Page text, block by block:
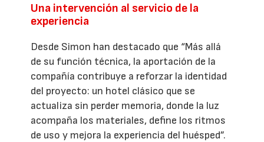
Una intervención al servicio de la
experiencia
Desde Simon han destacado que “Más allá
de su función técnica, la aportación de la
compañía contribuye a reforzar la identidad
del proyecto: un hotel clásico que se
actualiza sin perder memoria, donde la luz
acompaña los materiales, define los ritmos
de uso y mejora la experiencia del huésped”.